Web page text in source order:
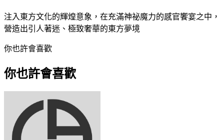
注入東方文化的輝煌意象，在充滿神祕魔力的感官饗宴之中，
營造出引人著迷、極致奢華的東方夢境
你也許會喜歡
你也許會喜歡